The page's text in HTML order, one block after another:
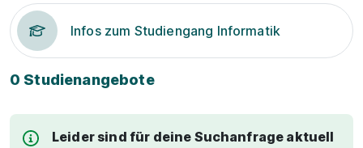
Infos zum Studiengang Informatik
0 Studienangebote
Leider sind für deine Suchanfrage aktuell